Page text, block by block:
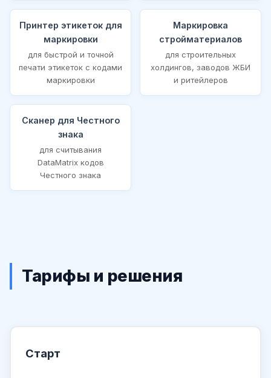
Принтер этикеток для
маркировки
для быстрой и точной
печати этикеток с кодами
маркировки
Маркировка
стройматериалов
для строительных
холдингов, заводов ЖБИ
и ритейлеров
Сканер для Честного
знака
для считывания
DataMatrix кодов
Честного знака
Тарифы и решения
Старт